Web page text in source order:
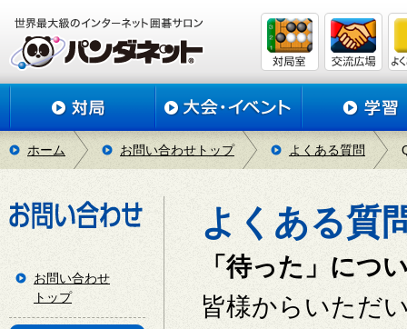
ホーム お問い合わせトップ よくある質問
よくある質
「待った」につ
皆様からいただ
お問い合わせ
トップ